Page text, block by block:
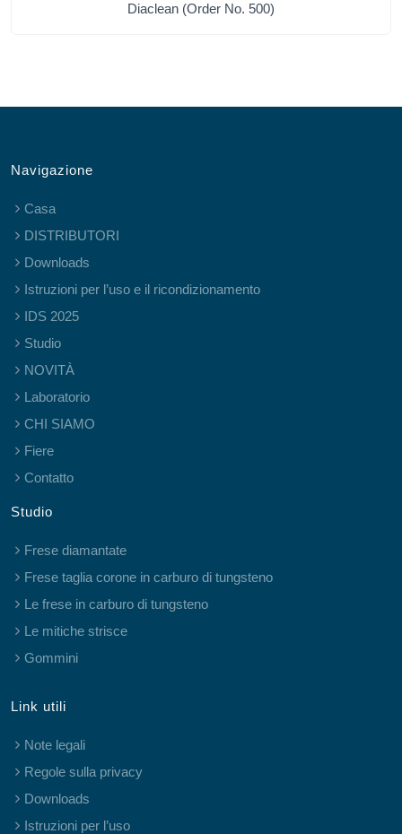
Diaclean (Order No. 500)
Navigazione
Casa
DISTRIBUTORI
Downloads
Istruzioni per l’uso e il ricondizionamento
IDS 2025
Studio
NOVITÀ
Laboratorio
CHI SIAMO
Fiere
Contatto
Studio
Frese diamantate
Frese taglia corone in carburo di tungsteno
Le frese in carburo di tungsteno
Le mitiche strisce
Gommini
Link utili
Note legali
Regole sulla privacy
Downloads
Istruzioni per l’uso